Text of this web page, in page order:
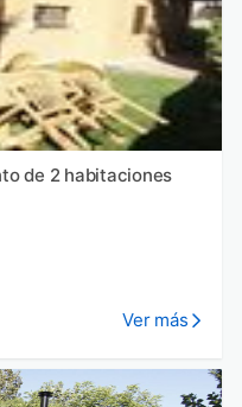
de 2 habitaciones
Ver más